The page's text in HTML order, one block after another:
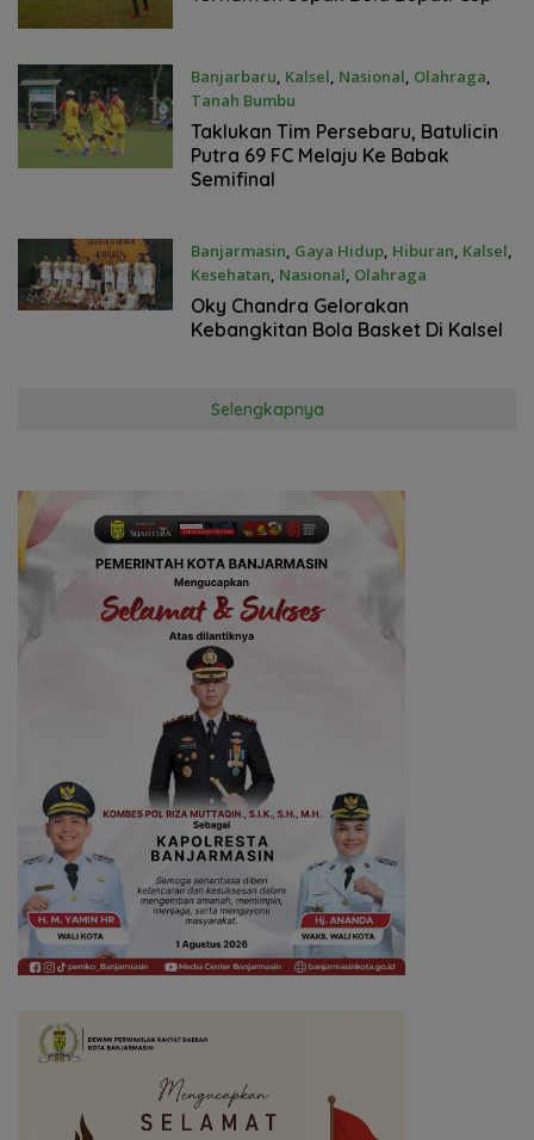
Banjarbaru, Kalsel, Nasional, Olahraga,
Tanah Bumbu
15 November 2021
Taklukan Tim Persebaru, Batulicin
Putra 69 FC Melaju Ke Babak
Semifinal
Banjarmasin, Gaya Hidup, Hiburan, Kalsel,
Kesehatan, Nasional, Olahraga
14 November 2021
Oky Chandra Gelorakan
Kebangkitan Bola Basket Di Kalsel
Selengkapnya